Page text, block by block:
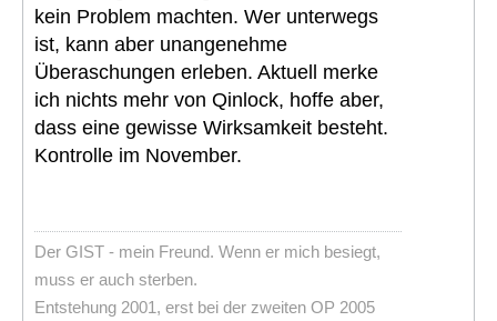
kein Problem machten. Wer unterwegs
ist, kann aber unangenehme
Überaschungen erleben. Aktuell merke
ich nichts mehr von Qinlock, hoffe aber,
dass eine gewisse Wirksamkeit besteht.
Kontrolle im November.
Der GIST - mein Freund. Wenn er mich besiegt,
muss er auch sterben.
Entstehung 2001, erst bei der zweiten OP 2005